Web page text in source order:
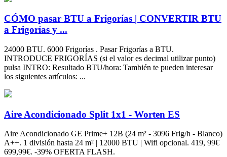
CÓMO pasar BTU a Frigorías | CONVERTIR BTU
a Frigorías y ...
24000 BTU. 6000 Frigorías . Pasar Frigorías a BTU.
INTRODUCE FRIGORÍAS (si el valor es decimal utilizar punto)
pulsa INTRO: Resultado BTU/hora: También te pueden interesar
los siguientes artículos: ...
Aire Acondicionado Split 1x1 - Worten ES
Aire Acondicionado GE Prime+ 12B (24 m² - 3096 Frig/h - Blanco)
A++. 1 división hasta 24 m² | 12000 BTU | Wifi opcional. 419, 99€
699,99€. -39% OFERTA FLASH.